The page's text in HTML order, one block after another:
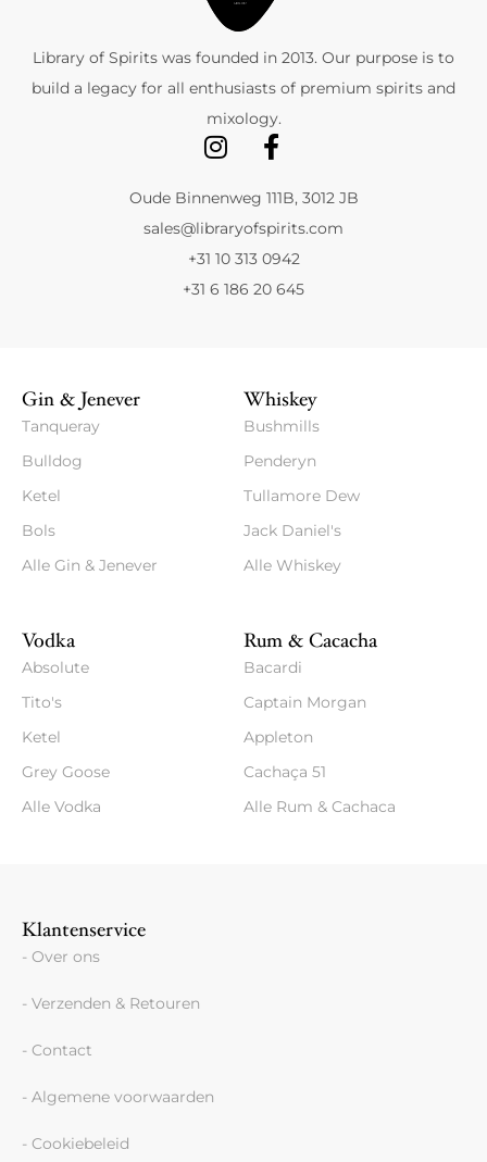
Library of Spirits was founded in 2013. Our purpose is to
build a legacy for all enthusiasts of premium spirits and
mixology.
Oude Binnenweg 111B, 3012 JB
sales@libraryofspirits.com
+31 10 313 0942
+31 6 186 20 645
Gin & Jenever
Tanqueray
Bulldog
Ketel
Bols
Alle Gin & Jenever
Whiskey
Bushmills
Penderyn
Tullamore Dew
Jack Daniel's
Alle Whiskey
Vodka
Absolute
Tito's
Ketel
Grey Goose
Alle Vodka
Rum & Cacacha
Bacardi
Captain Morgan
Appleton
Cachaça 51
Alle Rum & Cachaca
Klantenservice
- Over ons
- Verzenden & Retouren
- Contact
- Algemene voorwaarden
- Cookiebeleid